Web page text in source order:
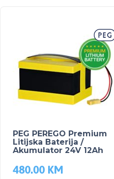
PEG PEREGO Premium
Litijska Baterija /
Akumulator 24V 12Ah
480.00 KM